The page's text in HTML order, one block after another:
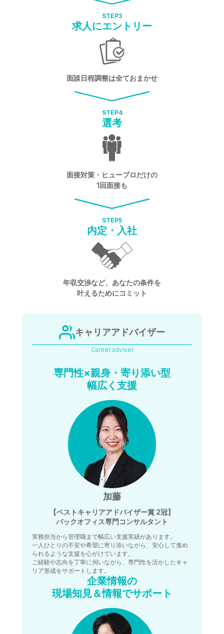
STEP3
求人にエントリー
面談日程調整は全ておまかせ
STEP4
選考
面接対策・ヒュープロだけの
1回面接も
STEP5
内定・入社
年収交渉など、あなたの条件を
叶えるためにコミット
キャリアアドバイザー
Career adviser
専門性×親身・寄り添い型
幅広く支援
加藤
【ベストキャリアアドバイザー賞 2冠】
バックオフィス専門コンサルタント
実務担当から管理職まで幅広い支援実績があります。
一人ひとりの不安や希望に寄り添いながら、安心して進め
られるような支援を心がけています。
ご経験や志向を丁寧に伺いながら、専門性を活かしたキャ
リア形成をサポートします。
企業情報の
現場知見＆情報でサポート